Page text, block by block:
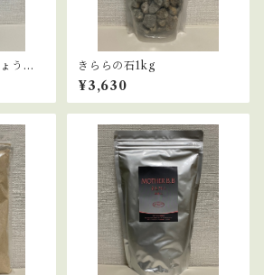
うゆ
きららの石1kg
¥3,630